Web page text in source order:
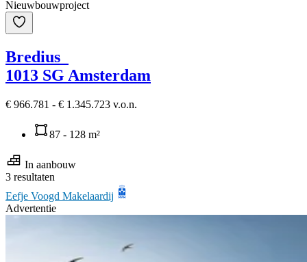
Nieuwbouwproject
Bredius
1013 SG Amsterdam
€ 966.781 - € 1.345.723 v.o.n.
87 - 128 m²
In aanbouw
3 resultaten
Eefje Voogd Makelaardij
Advertentie